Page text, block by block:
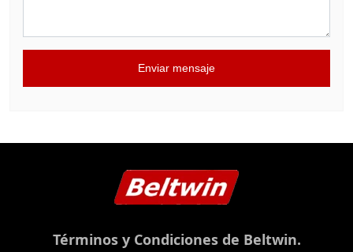
Enviar mensaje
Términos y Condiciones de Beltwin.